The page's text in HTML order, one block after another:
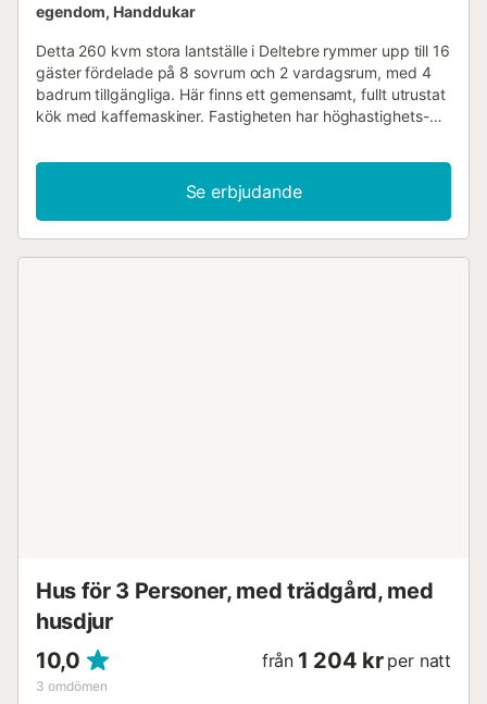
egendom, Handdukar
Detta 260 kvm stora lantställe i Deltebre rymmer upp till 16
gäster fördelade på 8 sovrum och 2 vardagsrum, med 4
badrum tillgängliga. Här finns ett gemensamt, fullt utrustat
kök med kaffemaskiner. Fastigheten har höghastighets-
video on demand, tvättmaskin och tillgänglighetsanpassad
entré utan trappsteg. Ytterligare bekvämligheter
inkluderar hemgjord olivolja, sylt och honung för er
njutning. Kliv ut till er privata trädgård och 3 privata
Se erbjudande
Hus för 3 Personer, med trädgård, med
husdjur
10,0
3 omdömen
från 1 204 kr per natt